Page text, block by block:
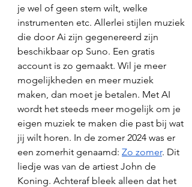
je wel of geen stem wilt, welke
instrumenten etc. Allerlei stijlen muziek
die door Ai zijn gegenereerd zijn
beschikbaar op Suno. Een gratis
account is zo gemaakt. Wil je meer
mogelijkheden en meer muziek
maken, dan moet je betalen. Met AI
wordt het steeds meer mogelijk om je
eigen muziek te maken die past bij wat
jij wilt horen. In de zomer 2024 was er
een zomerhit genaamd: Zo zomer. Dit
liedje was van de artiest John de
Koning. Achteraf bleek alleen dat het